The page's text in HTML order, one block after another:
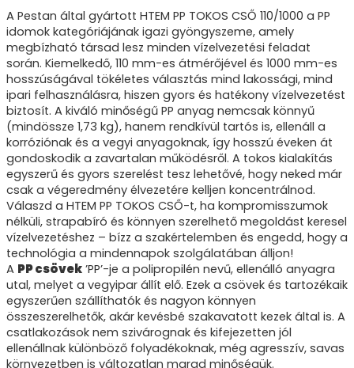
A Pestan által gyártott HTEM PP TOKOS CSŐ 110/1000 a PP
idomok kategóriájának igazi gyöngyszeme, amely
megbízható társad lesz minden vízelvezetési feladat
során. Kiemelkedő, 110 mm-es átmérőjével és 1000 mm-es
hosszúságával tökéletes választás mind lakossági, mind
ipari felhasználásra, hiszen gyors és hatékony vízelvezetést
biztosít. A kiváló minőségű PP anyag nemcsak könnyű
(mindössze 1,73 kg), hanem rendkívül tartós is, ellenáll a
korróziónak és a vegyi anyagoknak, így hosszú éveken át
gondoskodik a zavartalan működésről. A tokos kialakítás
egyszerű és gyors szerelést tesz lehetővé, hogy neked már
csak a végeredmény élvezetére kelljen koncentrálnod.
Válaszd a HTEM PP TOKOS CSŐ-t, ha kompromisszumok
nélküli, strapabíró és könnyen szerelhető megoldást keresel
vízelvezetéshez – bízz a szakértelemben és engedd, hogy a
technológia a mindennapok szolgálatában álljon!
A PP csövek ’PP’-je a polipropilén nevű, ellenálló anyagra
utal, melyet a vegyipar állít elő. Ezek a csövek és tartozékaik
egyszerűen szállíthatók és nagyon könnyen
összeszerelhetők, akár kevésbé szakavatott kezek által is. A
csatlakozások nem szivárognak és kifejezetten jól
ellenállnak különböző folyadékoknak, még agresszív, savas
környezetben is változatlan marad minőségük.